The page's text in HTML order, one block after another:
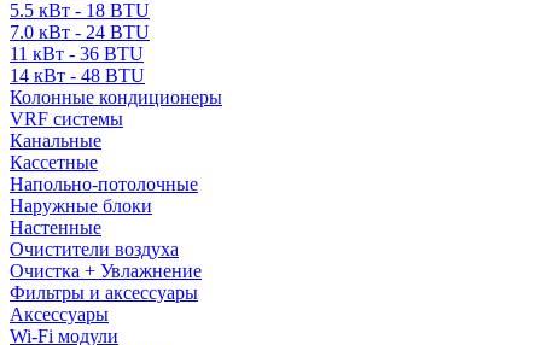
5.5 кВт - 18 BTU
7.0 кВт - 24 BTU
11 кВт - 36 BTU
14 кВт - 48 BTU
Колонные кондиционеры
VRF системы
Канальные
Кассетные
Напольно-потолочные
Наружные блоки
Настенные
Очистители воздуха
Очистка + Увлажнение
Фильтры и аксессуары
Аксессуары
Wi-Fi модули